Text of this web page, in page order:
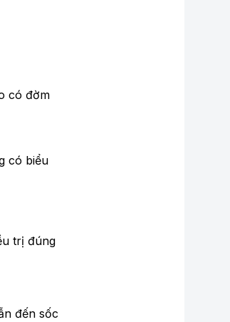
có đờm
có biểu
trị đúng
đến sốc